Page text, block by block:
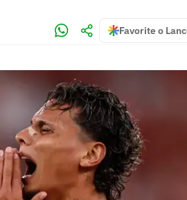
Favorite o